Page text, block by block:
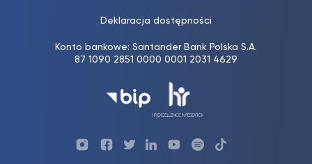
Deklaracja dostępności
Konto bankowe: Santander Bank Polska S.A.
87 1090 2851 0000 0001 2031 4629
Profil ProfilProfilProfil UKSWProfilUKSW